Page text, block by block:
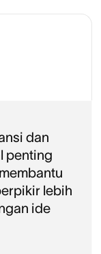
dan
penting
lebih
ide